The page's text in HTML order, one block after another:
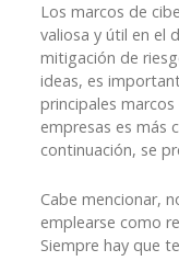
Los marcos de
valiosa y útil en el
mitigación de
ideas, es
principales
empresas es más
continuación, se
Cabe mencionar,
emplearse como
Siempre hay que